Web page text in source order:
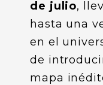
de julio,
hasta una
en el
de
mapa